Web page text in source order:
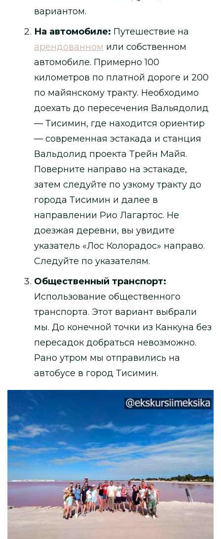
вариантом.
На автомобиле: Путешествие на
арендованном или собственном
автомобиле. Примерно 100
километров по платной дороге и 200
по майянскому тракту. Необходимо
доехать до пересечения Вальядолид
— Тисимин, где находится ориентир
— современная эстакада и станция
Вальдолид проекта Трейн Майя.
Поверните направо на эстакаде,
затем следуйте по узкому тракту до
города Тисимин и далее в
направлении Рио Лагартос. Не
доезжая деревни, вы увидите
указатель «Лос Колорадос» направо.
Следуйте по указателям.
Общественный транспорт:
Использование общественного
транспорта. Этот вариант выбрали
мы. До конечной точки из Канкуна без
пересадок добраться невозможно.
Рано утром мы отправились на
автобусе в город Тисимин.